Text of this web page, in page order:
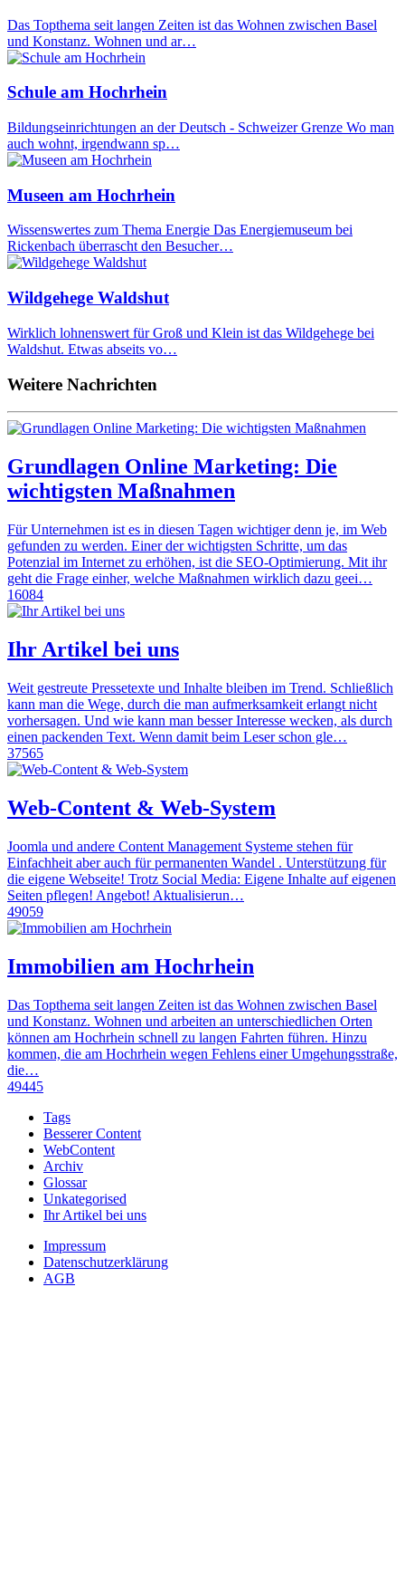
Das Topthema seit langen Zeiten ist das Wohnen zwischen Basel
und Konstanz. Wohnen und ar…
Schule am Hochrhein
Bildungseinrichtungen an der Deutsch - Schweizer Grenze Wo man
auch wohnt, irgendwann sp…
Museen am Hochrhein
Wissenswertes zum Thema Energie Das Energiemuseum bei
Rickenbach überrascht den Besucher…
Wildgehege Waldshut
Wirklich lohnenswert für Groß und Klein ist das Wildgehege bei
Waldshut. Etwas abseits vo…
Weitere Nachrichten
Grundlagen Online Marketing: Die
wichtigsten Maßnahmen
Für Unternehmen ist es in diesen Tagen wichtiger denn je, im Web
gefunden zu werden. Einer der wichtigsten Schritte, um das
Potenzial im Internet zu erhöhen, ist die SEO-Optimierung. Mit ihr
geht die Frage einher, welche Maßnahmen wirklich dazu geei…
16084
Ihr Artikel bei uns
Weit gestreute Pressetexte und Inhalte bleiben im Trend. Schließlich
kann man die Wege, durch die man aufmerksamkeit erlangt nicht
vorhersagen. Und wie kann man besser Interesse wecken, als durch
einen packenden Text. Wenn damit beim Leser schon gle…
37565
Web-Content & Web-System
Joomla und andere Content Management Systeme stehen für
Einfachheit aber auch für permanenten Wandel . Unterstützung für
die eigene Webseite! Trotz Social Media: Eigene Inhalte auf eigenen
Seiten pflegen! Angebot! Aktualisierun…
49059
Immobilien am Hochrhein
Das Topthema seit langen Zeiten ist das Wohnen zwischen Basel
und Konstanz. Wohnen und arbeiten an unterschiedlichen Orten
können am Hochrhein schnell zu langen Fahrten führen. Hinzu
kommen, die am Hochrhein wegen Fehlens einer Umgehungsstraße,
die…
49445
Tags
Besserer Content
WebContent
Archiv
Glossar
Unkategorised
Ihr Artikel bei uns
Impressum
Datenschutzerklärung
AGB